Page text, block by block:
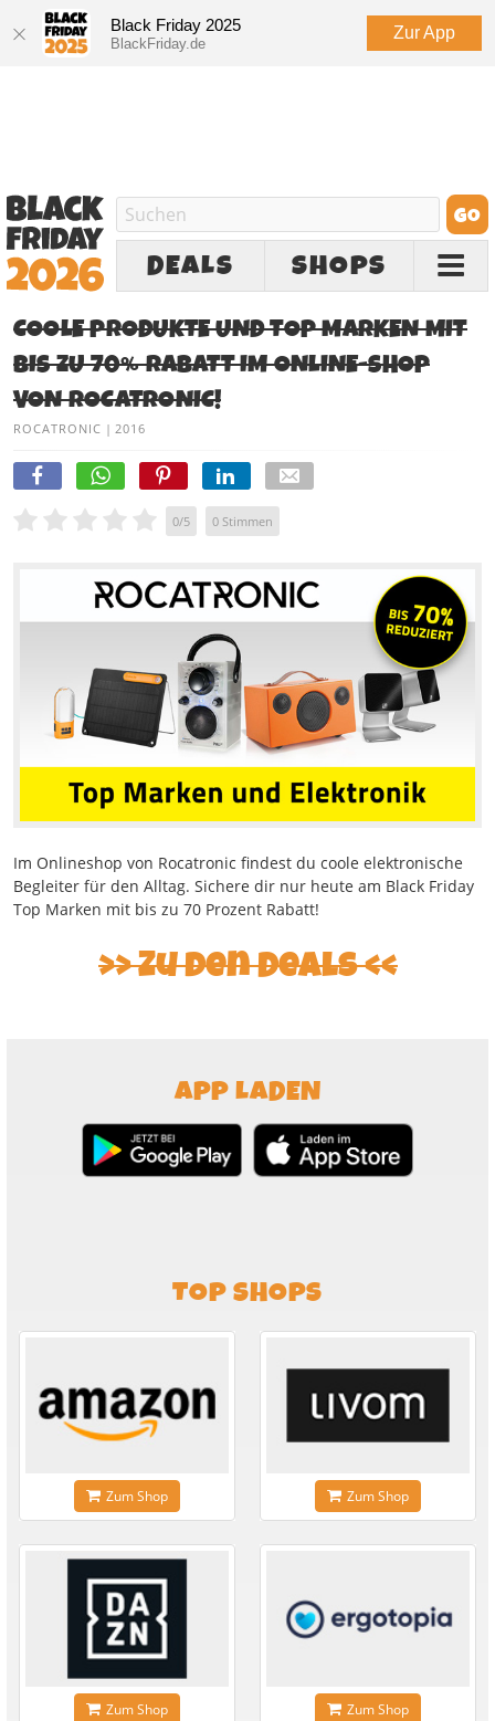
Black Friday 2025
BlackFriday.de
Zur App
DEALS SHOPS
COOLE PRODUKTE UND TOP MARKEN MIT
BIS ZU 70% RABATT IM ONLINE-SHOP
VON ROCATRONIC!
ROCATRONIC | 2016
0/5 0 Stimmen
Im Onlineshop von Rocatronic findest du coole elektronische
Begleiter für den Alltag. Sichere dir nur heute am Black Friday
Top Marken mit bis zu 70 Prozent Rabatt!
>> Zu den Deals <<
APP LADEN
TOP SHOPS
Zum Shop Zum Shop
Zum Shop Zum Shop